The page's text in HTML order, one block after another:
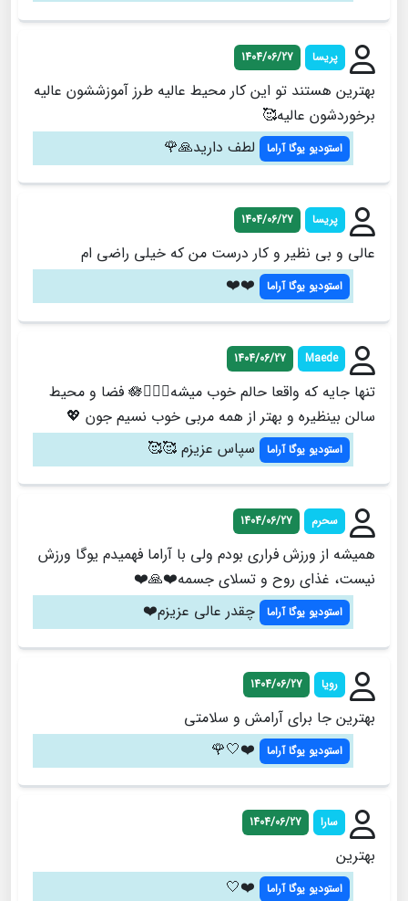
پریسا 1404/06/27
بهترین هستند تو این کار محیط عالیه طرز آموزششون عالیه
برخوردشون عالیه🥰
استودیو یوگا آراما لطف دارید🙏🌹
پريسا 1404/06/27
عالي و بي نظير و كار درست من كه خيلي راضي ام
استودیو یوگا آراما ❤️❤️
Maede
1404/06/27
تنها جایه که واقعا حالم خوب میشه🧘🏽‍♀️🪷 فضا و محیط
سالن بینظیره و بهتر از همه مربی خوب نسیم جون 💖
استودیو یوگا آراما سپاس عزیزم 🥰🥰
سحرم 1404/06/27
همیشه از ورزش فراری بودم ولی با آراما فهمیدم یوگا ورزش
نیست، غذای روح و تسلای جسمه❤️🙏❤️
استودیو یوگا آراما چقدر عالی عزیزم❤️
رویا 1404/06/27
بهترین جا برای آرامش و سلامتی
استودیو یوگا آراما ❤️🤍🌹
سارا 1404/06/27
بهترین
استودیو یوگا آراما ❤️🤍